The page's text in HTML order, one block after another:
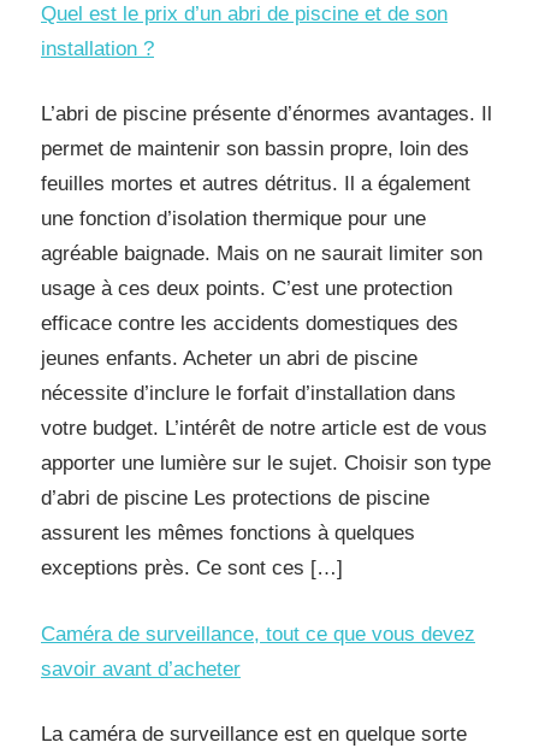
Quel est le prix d’un abri de piscine et de son
installation ?
L’abri de piscine présente d’énormes avantages. Il
permet de maintenir son bassin propre, loin des
feuilles mortes et autres détritus. Il a également
une fonction d’isolation thermique pour une
agréable baignade. Mais on ne saurait limiter son
usage à ces deux points. C’est une protection
efficace contre les accidents domestiques des
jeunes enfants. Acheter un abri de piscine
nécessite d’inclure le forfait d’installation dans
votre budget. L’intérêt de notre article est de vous
apporter une lumière sur le sujet. Choisir son type
d’abri de piscine Les protections de piscine
assurent les mêmes fonctions à quelques
exceptions près. Ce sont ces […]
Caméra de surveillance, tout ce que vous devez
savoir avant d’acheter
La caméra de surveillance est en quelque sorte